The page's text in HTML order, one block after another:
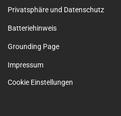
Privatsphäre und Datenschutz
Batteriehinweis
Grounding Page
Impressum
Cookie Einstellungen